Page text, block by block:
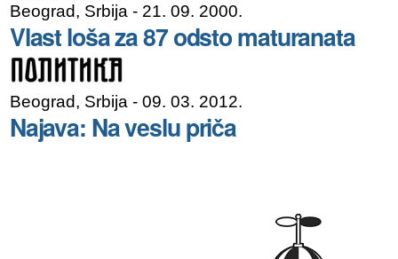
Beograd, Srbija - 21. 09. 2000.
Vlast loša za 87 odsto maturanata
Beograd, Srbija - 09. 03. 2012.
Najava: Na veslu priča